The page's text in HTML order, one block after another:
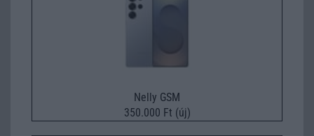
Nelly GSM
350.000 Ft (új)